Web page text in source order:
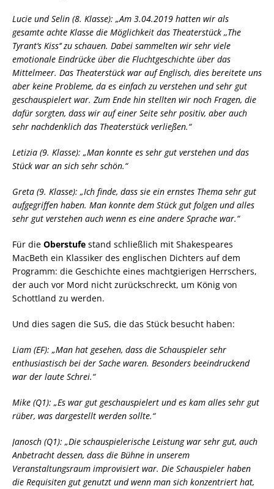
Lucie und Selin (8. Klasse): „Am 3.04.2019 hatten wir als
gesamte achte Klasse die Möglichkeit das Theaterstück ,,The
Tyrant‘s Kiss‘‘ zu schauen. Dabei sammelten wir sehr viele
emotionale Eindrücke über die Fluchtgeschichte über das
Mittelmeer. Das Theaterstück war auf Englisch, dies bereitete uns
aber keine Probleme, da es einfach zu verstehen und sehr gut
geschauspielert war. Zum Ende hin stellten wir noch Fragen, die
dafür sorgten, dass wir auf einer Seite sehr positiv, aber auch
sehr nachdenklich das Theaterstück verließen.“
Letizia (9. Klasse): „Man konnte es sehr gut verstehen und das
Stück war an sich sehr schön.“
Greta (9. Klasse): „Ich finde, dass sie ein ernstes Thema sehr gut
aufgegriffen haben. Man konnte dem Stück gut folgen und alles
sehr gut verstehen auch wenn es eine andere Sprache war.“
Für die Oberstufe stand schließlich mit Shakespeares
MacBeth ein Klassiker des englischen Dichters auf dem
Programm: die Geschichte eines machtgierigen Herrschers,
der auch vor Mord nicht zurückschreckt, um König von
Schottland zu werden.
Und dies sagen die SuS, die das Stück besucht haben:
Liam (EF): „Man hat gesehen, dass die Schauspieler sehr
enthusiastisch bei der Sache waren. Besonders beeindruckend
war der laute Schrei.“
Mike (Q1): „Es war gut geschauspielert und es kam alles sehr gut
rüber, was dargestellt werden sollte.“
Janosch (Q1): „Die schauspielerische Leistung war sehr gut, auch
Anbetracht dessen, dass die Bühne in unserem
Veranstaltungsraum improvisiert war. Die Schauspieler haben
die Requisiten gut genutzt und wenn man sich konzentriert hat,